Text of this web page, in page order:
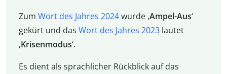
Zum Wort des Jahres 2024wurde ‚Ampel-Aus‘
gekürt und das Wort des Jahres 2023lautet
‚Krisenmodus‘.
Es dient als sprachlicher Rückblick auf das